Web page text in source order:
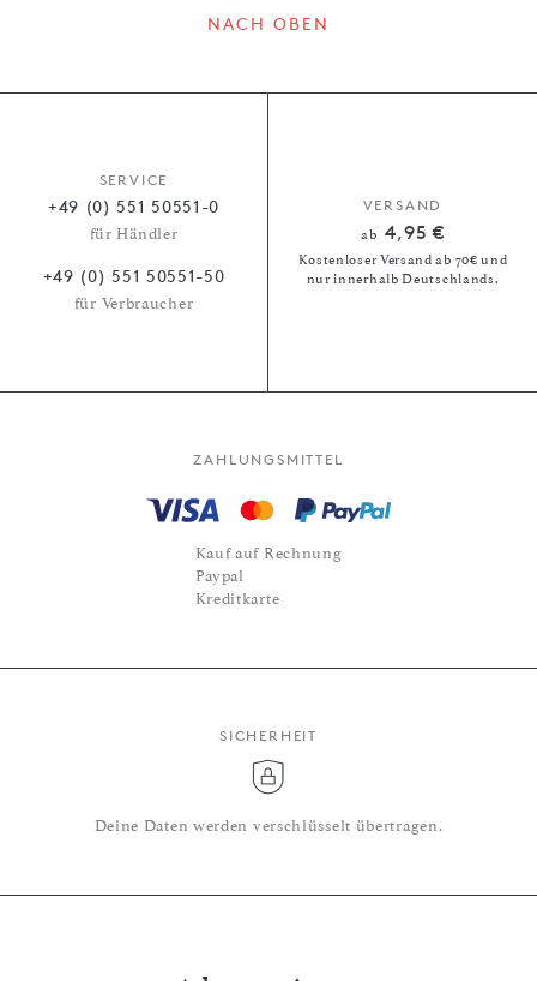
NACH OBEN
SERVICE
+49 (0) 551 50551-0
für Händler
+49 (0) 551 50551-50
für Verbraucher
VERSAND
ab 4,95 €
Kostenloser Versand ab 70€ und
nur innerhalb Deutschlands.
ZAHLUNGSMITTEL
Kauf auf Rechnung
Paypal
Kreditkarte
SICHERHEIT
Deine Daten werden verschlüsselt übertragen.